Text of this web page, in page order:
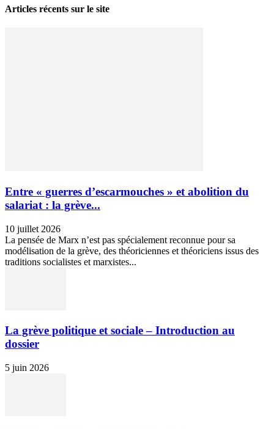
Articles récents sur le site
Entre « guerres d’escarmouches » et abolition du
salariat : la grève...
10 juillet 2026
La pensée de Marx n’est pas spécialement reconnue pour sa
modélisation de la grève, des théoriciennes et théoriciens issus des
traditions socialistes et marxistes...
La grève politique et sociale – Introduction au
dossier
5 juin 2026